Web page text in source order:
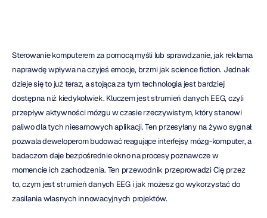
Sterowanie komputerem za pomocą myśli lub sprawdzanie, jak reklama
naprawdę wpływa na czyjeś emocje, brzmi jak science fiction. Jednak
dzieje się to już teraz, a stojąca za tym technologia jest bardziej
dostępna niż kiedykolwiek. Kluczem jest strumień danych EEG, czyli
przepływ aktywności mózgu w czasie rzeczywistym, który stanowi
paliwo dla tych niesamowych aplikacji. Ten przesyłany na żywo sygnał
pozwala deweloperom budować reagujące interfejsy mózg-komputer, a
badaczom daje bezpośrednie okno na procesy poznawcze w
momencie ich zachodzenia. Ten przewodnik przeprowadzi Cię przez
to, czym jest strumień danych EEG i jak możesz go wykorzystać do
zasilania własnych innowacyjnych projektów.